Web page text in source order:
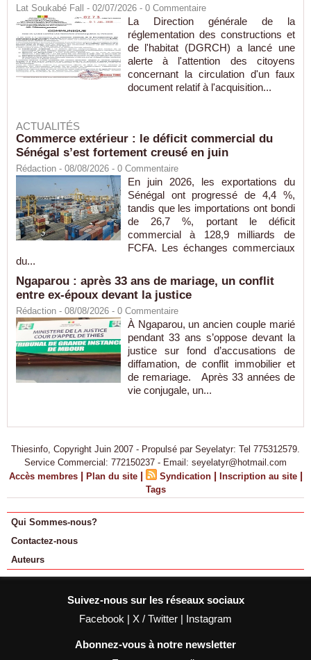
Lat Soukabé Fall - 02/07/2026 - 0 Commentaire
La Direction générale de la
réglementation des constructions et
de l'habitat (DGRCH) a lancé une
alerte à l'attention des citoyens
concernant la circulation d'un faux
document relatif à l'acquisition...
ACTUALITÉS
Commerce extérieur : le déficit commercial du
Sénégal s’est fortement creusé en juin
Rédaction - 08/08/2026 - 0 Commentaire
En juin 2026, les exportations du
Sénégal ont progressé de 4,4 %,
tandis que les importations ont bondi
de 26,7 %, portant le déficit
commercial à 128,9 milliards de
FCFA. Les échanges commerciaux
du...
Ngaparou : après 33 ans de mariage, un conflit
entre ex-époux devant la justice
Rédaction - 08/08/2026 - 0 Commentaire
À Ngaparou, un ancien couple marié
pendant 33 ans s’oppose devant la
justice sur fond d’accusations de
diffamation, de conflit immobilier et
de remariage. Après 33 années de
vie conjugale, un...
Thiesinfo, Copyright Juin 2007 - Propulsé par Seyelatyr: Tel 775312579.
Service Commercial: 772150237 - Email: seyelatyr@hotmail.com
Accès membres | Plan du site | Syndication | Inscription au site |
Tags
Qui Sommes-nous?
Contactez-nous
Auteurs
Suivez-nous sur les réseaux sociaux
Facebook | X / Twitter | Instagram
Abonnez-vous à notre newsletter